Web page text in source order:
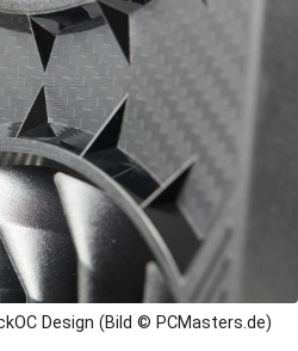
Design (Bild © PCMasters.de)